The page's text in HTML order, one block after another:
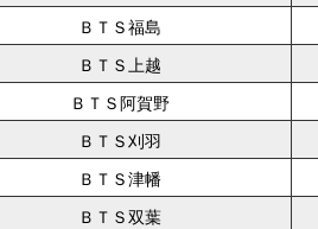
ＢＴＳ福島
ＢＴＳ上越
ＢＴＳ阿賀野
ＢＴＳ刈羽
ＢＴＳ津幡
ＢＴＳ双葉